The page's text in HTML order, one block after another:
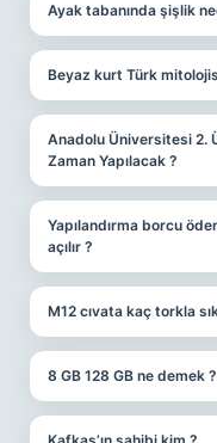
Ayak tabanında şişlik
Beyaz kurt Türk
Anadolu Üniversitesi 2.
Zaman Yapılacak ?
Yapılandırma borcu
açılır ?
M12 cıvata kaç torkla
8 GB 128 GB ne demek ?